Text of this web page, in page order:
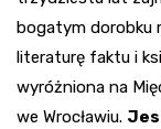
bogatym dorobku
literaturę faktu i
wyróżniona na
we Wrocławiu.